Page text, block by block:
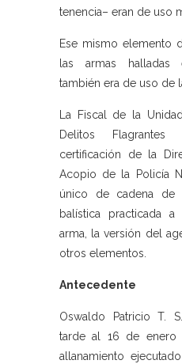
tenencia– eran de uso
Ese mismo elemento
las armas halladas
también era de uso de
La Fiscal de la
Delitos
certificación de la
Acopio de la Policía
único de cadena de
balística practicada
arma, la versión del
otros elementos.
Antecedente
Oswaldo Patricio T.
tarde al 16 de enero
allanamiento